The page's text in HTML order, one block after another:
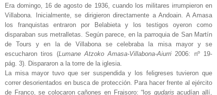
Era domingo, 16 de agosto de 1936, cuando los militares irrumpieron en
Villabona. Inicialmente, se dirigieron directamente a Andoain. A Amasa
los franquistas entraron por Belabieta y los testigos oyeron como
disparaban sus metralletas. Según parece, en la parroquia de San Martín
de Tours y en la de Villabona se celebraba la misa mayor y se
escucharon tiros (Lumane Atzoko Amasa-Villabona-Aiurri 2006: nº 19-
pág. 3). Dispararon a la torre de la iglesia.
La misa mayor tuvo que ser suspendida y los feligreses tuvieron que
correr desorientados en busca de protección. Para hacer frente al ejército
de Franco, se colocaron cañones en Fraisoro: “los gudaris acudían allí,